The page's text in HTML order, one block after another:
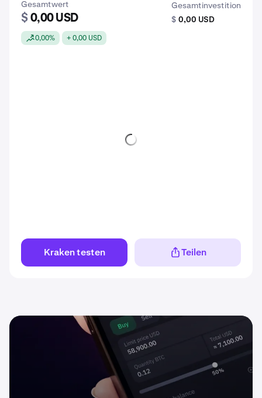
Gesamtwert
$ 0,00 USD
0,00% + 0,00 USD
Gesamtinvestition
$ 0,00 USD
Kraken testen Teilen